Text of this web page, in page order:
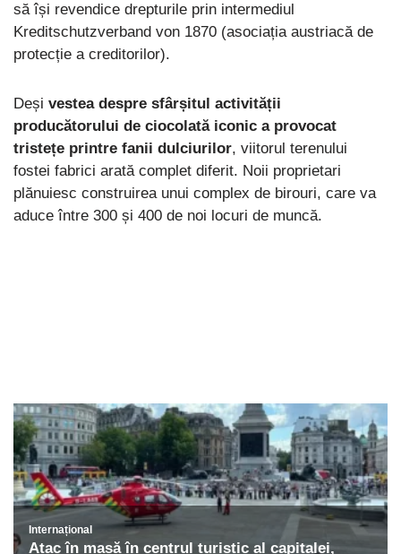
să își revendice drepturile prin intermediul
Kreditschutzverband von 1870 (asociația austriacă de
protecție a creditorilor).
Deși vestea despre sfârșitul activității
producătorului de ciocolată iconic a provocat
tristețe printre fanii dulciurilor, viitorul terenului
fostei fabrici arată complet diferit. Noii proprietari
plănuiesc construirea unui complex de birouri, care va
aduce între 300 și 400 de noi locuri de muncă.